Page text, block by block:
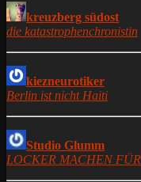
kreuzberg südost
die katastrophenchronistin
kiezneurotiker
Berlin ist nicht Haiti
Studio Glumm
LOCKER MACHEN